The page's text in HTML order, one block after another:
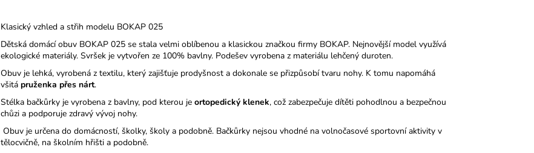
Klasický vzhled a střih modelu BOKAP 025
Dětská domácí obuv BOKAP 025 se stala velmi oblíbenou a klasickou značkou firmy BOKAP. Nejnovější model využívá
ekologické materiály. Svršek je vytvořen ze 100% bavlny. Podešev vyrobena z materiálu lehčený duroten.
Obuv je lehká, vyrobená z textilu, který zajišťuje prodyšnost a dokonale se přizpůsobí tvaru nohy. K tomu napomáhá
všitá pruženka přes nárt.
Stélka bačkůrky je vyrobena z bavlny, pod kterou je ortopedický klenek, což zabezpečuje dítěti pohodlnou a bezpečnou
chůzi a podporuje zdravý vývoj nohy.
Obuv je určena do domácností, školky, školy a podobně. Bačkůrky nejsou vhodné na volnočasové sportovní aktivity v
tělocvičně, na školním hřišti a podobně.